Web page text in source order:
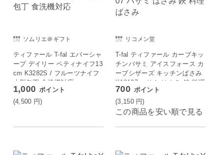
ソムリエ＠ギフト
ティファール T-fal エバーシャ
ープ デイリー ペティナイフ13
cm K3282S / フルーツナイフ
小型包丁 食洗機対応
1,000 ポイント
(4,500 円)
リコメン堂
T-fal ティファール カーブキッ
チンバサミ アイスフォース カ
ーブシザーズ キッチンばさみ
K18107 ハサミ はさみ 鋏 料理
ばさみ
700 ポイント
(3,150 円)
この商品を安い順で見る